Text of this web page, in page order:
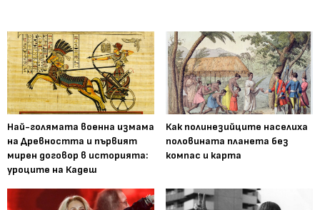
Най-голямата военна измама
на Древността и първият
мирен договор в историята:
уроците на Кадеш
Как полинезийците населиха
половината планета без
компас и карта